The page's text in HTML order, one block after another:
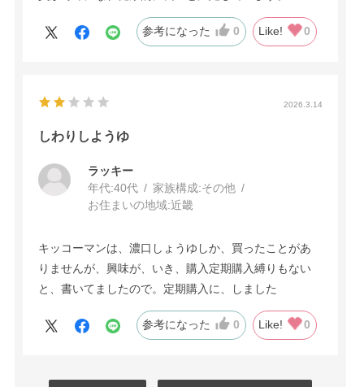
参考になった 0 Like! 0
2026.3.14
しわりしようゆ
ラッキー
年代:40代 家族構成:その他
お住まいの地域:近畿
キッコーマンは、濃口しょうゆしか、買ったことがあ
りませんが、興味が、いき、購入定期購入縛りもない
と、書いてましたので。定期購入に、しました
参考になった 0 Like! 0